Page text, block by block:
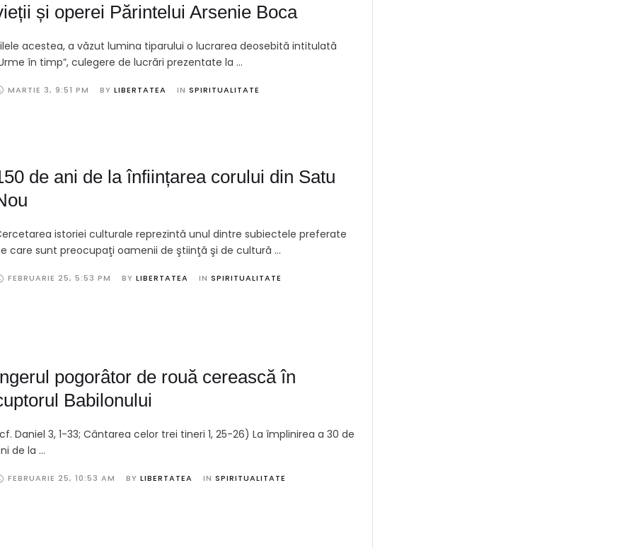
și operei Părintelui Arsenie Boca
acestea, a văzut lumina tiparului o lucrarea deosebită intitulată
în timp”, culegere de lucrări prezentate la …
MARTIE 3, 9:51 PM BY LIBERTATEA IN SPIRITUALITATE
de ani de la înființarea corului din Satu
istoriei culturale reprezintă unul dintre subiectele preferate
care sunt preocupaţi oamenii de ştiinţă şi de cultură …
FEBRUARIE 25, 5:53 PM BY LIBERTATEA IN SPIRITUALITATE
pogorâtor de rouă cerească în
Babilonului
Daniel 3, 1-33; Cântarea celor trei tineri 1, 25-26) La împlinirea a 30 de
de la …
FEBRUARIE 25, 10:53 AM BY LIBERTATEA IN SPIRITUALITATE